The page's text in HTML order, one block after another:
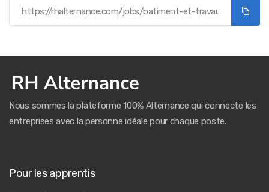
Nous sommes la plateforme 100% Alternance qui connecte les
entreprises avec la personne idéale pour chaque poste.
Pour les apprentis